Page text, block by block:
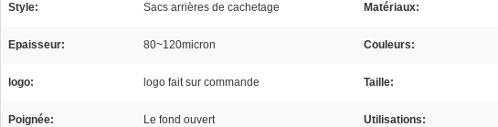
Style: Sacs arrières de cachetage Matériaux:
Epaisseur: 80~120micron Couleurs:
logo: logo fait sur commande Taille:
Poignée: Le fond ouvert Utilisations: